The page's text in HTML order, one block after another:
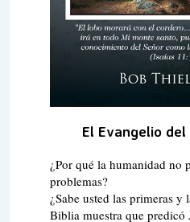
El Evangelio del
¿Por qué la humanidad no
problemas?
¿Sabe usted las primeras y
Biblia muestra que predicó